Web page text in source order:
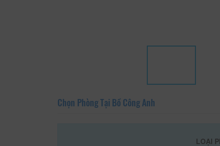
Chọn Phòng Tại Bồ Công Anh
LOẠI